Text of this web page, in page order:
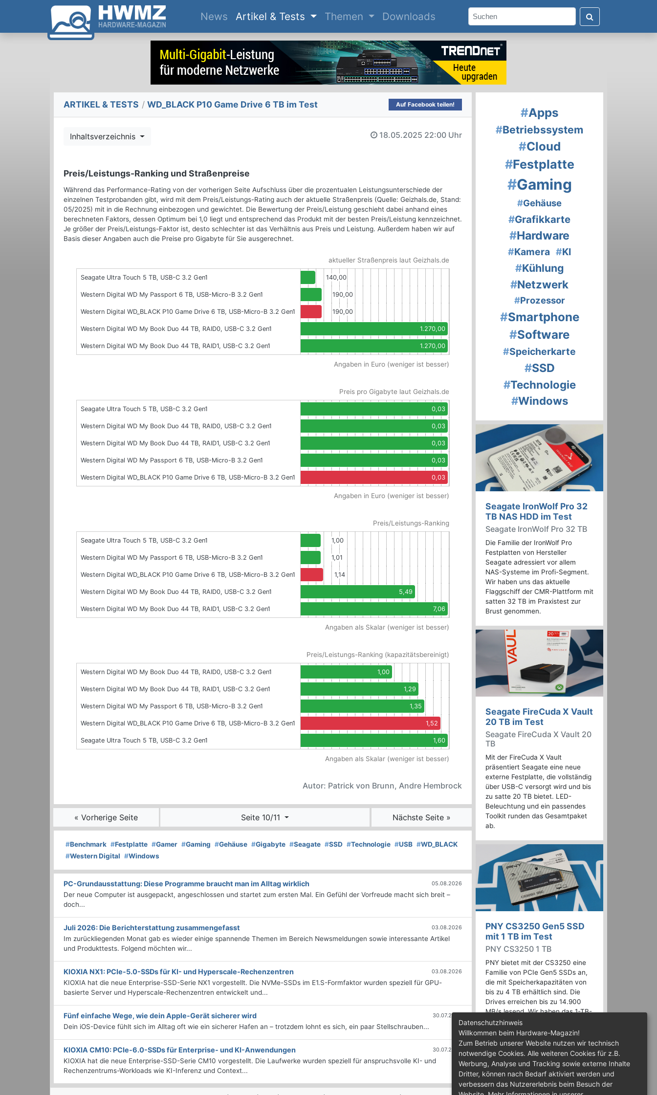
News(current)
Artikel & Tests Themen Downloads
ARTIKEL & TESTS / WD_BLACK P10 Game Drive 6 TB im Test Auf Facebook teilen!
Inhaltsverzeichnis 18.05.2025 22:00 Uhr
Preis/Leistungs-Ranking und Straßenpreise
Während das Performance-Rating von der vorherigen Seite Aufschluss über die prozentualen Leistungsunterschiede der
einzelnen Testprobanden gibt, wird mit dem Preis/Leistungs-Rating auch der aktuelle Straßenpreis (Quelle: Geizhals.de, Stand:
05/2025) mit in die Rechnung einbezogen und gewichtet. Die Bewertung der Preis/Leistung geschieht dabei anhand eines
berechneten Faktors, dessen Optimum bei 1,0 liegt und entsprechend das Produkt mit der besten Preis/Leistung kennzeichnet.
Je größer der Preis/Leistungs-Faktor ist, desto schlechter ist das Verhältnis aus Preis und Leistung. Außerdem haben wir auf
Basis dieser Angaben auch die Preise pro Gigabyte für Sie ausgerechnet.
aktueller Straßenpreis laut Geizhals.de
Seagate Ultra Touch 5 TB, USB-C 3.2 Gen1 140,00
Western Digital WD My Passport 6 TB, USB-Micro-B 3.2 Gen1 190,00
Western Digital WD_BLACK P10 Game Drive 6 TB, USB-Micro-B 3.2 Gen1 190,00
Western Digital WD My Book Duo 44 TB, RAID0, USB-C 3.2 Gen1 1.270,00
Western Digital WD My Book Duo 44 TB, RAID1, USB-C 3.2 Gen1 1.270,00
Angaben in Euro (weniger ist besser)
Preis pro Gigabyte laut Geizhals.de
Seagate Ultra Touch 5 TB, USB-C 3.2 Gen1 0,03
Western Digital WD My Book Duo 44 TB, RAID0, USB-C 3.2 Gen1 0,03
Western Digital WD My Book Duo 44 TB, RAID1, USB-C 3.2 Gen1 0,03
Western Digital WD My Passport 6 TB, USB-Micro-B 3.2 Gen1 0,03
Western Digital WD_BLACK P10 Game Drive 6 TB, USB-Micro-B 3.2 Gen1 0,03
Angaben in Euro (weniger ist besser)
Preis/Leistungs-Ranking
Seagate Ultra Touch 5 TB, USB-C 3.2 Gen1 1,00
Western Digital WD My Passport 6 TB, USB-Micro-B 3.2 Gen1 1,01
Western Digital WD_BLACK P10 Game Drive 6 TB, USB-Micro-B 3.2 Gen1 1,14
Western Digital WD My Book Duo 44 TB, RAID0, USB-C 3.2 Gen1 5,49
Western Digital WD My Book Duo 44 TB, RAID1, USB-C 3.2 Gen1 7,06
Angaben als Skalar (weniger ist besser)
Preis/Leistungs-Ranking (kapazitätsbereinigt)
Western Digital WD My Book Duo 44 TB, RAID0, USB-C 3.2 Gen1 1,00
Western Digital WD My Book Duo 44 TB, RAID1, USB-C 3.2 Gen1 1,29
Western Digital WD My Passport 6 TB, USB-Micro-B 3.2 Gen1 1,35
Western Digital WD_BLACK P10 Game Drive 6 TB, USB-Micro-B 3.2 Gen1 1,52
Seagate Ultra Touch 5 TB, USB-C 3.2 Gen1 1,60
Angaben als Skalar (weniger ist besser)
Autor: Patrick von Brunn, Andre Hembrock
« Vorherige Seite Seite 10/11 Nächste Seite »
#Benchmark #Festplatte #Gamer #Gaming #Gehäuse #Gigabyte #Seagate #SSD #Technologie #USB #WD_BLACK
#Western Digital #Windows
PC-Grundausstattung: Diese Programme braucht man im Alltag wirklich 05.08.2026
Der neue Computer ist ausgepackt, angeschlossen und startet zum ersten Mal. Ein Gefühl der Vorfreude macht sich breit –
doch...
Juli 2026: Die Bericht­erstattung zusammengefasst 03.08.2026
Im zurückliegenden Monat gab es wieder einige spannende Themen im Bereich Newsmeldungen sowie interessante Artikel
und Produkttests. Folgend möchten wir...
KIOXIA NX1: PCIe-5.0-SSDs für KI- und Hyperscale-Rechenzentren 03.08.2026
KIOXIA hat die neue Enterprise-SSD-Serie NX1 vorgestellt. Die NVMe-SSDs im E1.S-Formfaktor wurden speziell für GPU-
basierte Server und Hyperscale-Rechenzentren entwickelt und...
Fünf einfache Wege, wie dein Apple-Gerät sicherer wird 30.07.2026
Dein iOS-Device fühlt sich im Alltag oft wie ein sicherer Hafen an – trotzdem lohnt es sich, ein paar Stellschrauben...
KIOXIA CM10: PCIe-6.0-SSDs für Enterprise- und KI-Anwendungen 30.07.2026
KIOXIA hat die neue Enterprise-SSD-Serie CM10 vorgestellt. Die Laufwerke wurden speziell für anspruchsvolle KI- und
Rechenzentrums-Workloads wie KI-Inferenz und Context...
#Apps
#Betriebssystem
#Cloud
#Festplatte
#Gaming
#Gehäuse
#Grafikkarte
#Hardware
#Kamera #KI
#Kühlung
#Netzwerk
#Prozessor
#Smartphone
#Software
#Speicherkarte
#SSD
#Technologie
#Windows
Seagate IronWolf Pro 32
TB NAS HDD im Test
Seagate IronWolf Pro 32 TB
Die Familie der IronWolf Pro
Festplatten von Hersteller
Seagate adressiert vor allem
NAS-Systeme im Profi-Segment.
Wir haben uns das aktuelle
Flaggschiff der CMR-Plattform mit
satten 32 TB im Praxistest zur
Brust genommen.
Seagate FireCuda X Vault
20 TB im Test
Seagate FireCuda X Vault 20
TB
Mit der FireCuda X Vault
präsentiert Seagate eine neue
externe Festplatte, die vollständig
über USB-C versorgt wird und bis
zu satte 20 TB bietet. LED-
Beleuchtung und ein passendes
Toolkit runden das Gesamtpaket
ab.
PNY CS3250 Gen5 SSD
mit 1 TB im Test
PNY CS3250 1 TB
PNY bietet mit der CS3250 eine
Familie von PCIe Gen5 SSDs an,
die mit Speicherkapazitäten von
bis zu 4 TB erhältlich sind. Die
Drives erreichen bis zu 14.900
MB/s lesend. Wir haben das 1-TB-
Modell getestet.
Datenschutzhinweis
Willkommen beim Hardware-Magazin!
Zum Betrieb unserer Website nutzen wir technisch
notwendige Cookies. Alle weiteren Cookies für z.B.
Werbung, Analyse und Tracking sowie externe Inhalte
Dritter, können nach Bedarf aktiviert werden und
verbessern das Nutzererlebnis beim Besuch der